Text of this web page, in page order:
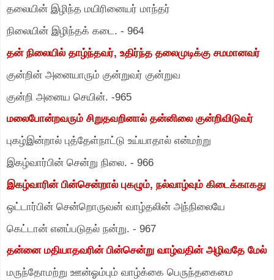
தலையின் இழிந்த மயிரினையர் மாந்தர்
நிலையின் இழிந்தக் கடை. - 964
தன் நிலையில் தாழ்ந்தவர், உதிர்ந்த தலைமுடிக்கு சமமானவர்
குன்றின் அனையாரும் குன்றுவர் குன்றுவ
குன்றி அனைய செயின். -965
மலைபோன்றவரும் சிறுதவறினால் தன்னிலை குன்றிவிடுவர்
புகழ்இன்றால் புத்தேள்நாட்டு உய்யாதால் என்மற்று
இகழ்வார்பின் சென்று நிலை. - 966
இகழ்வாரின் பின்சென்றால் புகழும், நல்வாழ்வும் கிடைக்காகது
ஒட்டார்பின் சென்றொருவன் வாழ்தலின் அந்நிலையே
கெட்டான் எனப்படுதல் நன்று. - 967
தன்னை மதியாதவரின் பின்சென்று வாழ்வதின் அழிவதே மேல்
மருந்தோமற்று ஊன்ஓம்பும் வாழ்க்கை பெருந்தகைமை